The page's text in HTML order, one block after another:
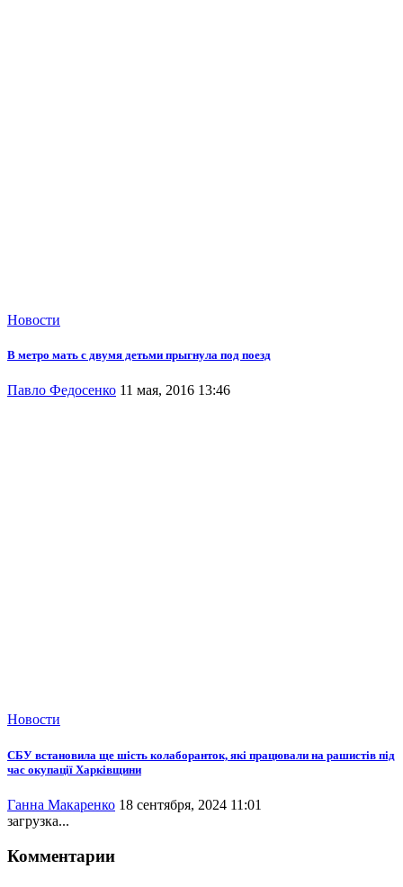
Новости
В метро мать с двумя детьми прыгнула под поезд
Павло Федосенко 11 мая, 2016 13:46
Новости
СБУ встановила ще шість колаборанток, які працювали на рашистів під
час окупації Харківщини
Ганна Макаренко 18 сентября, 2024 11:01
загрузка...
Комментарии